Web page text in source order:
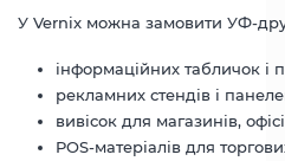
У Vernix можна замовити УФ-
інформаційних табличок і
рекламних стендів і
вивісок для магазинів,
POS-матеріалів для